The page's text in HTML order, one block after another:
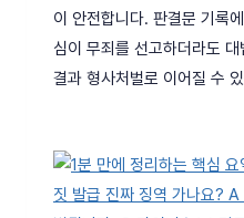
이 안전합니다. 판결문 기록
심이 무죄를 선고하더라도
결과 형사처벌로 이어질 수